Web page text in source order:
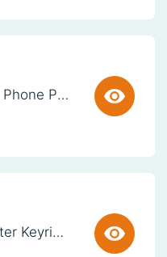
Bookaroo Phone Pocket - Brown
Silver Letter Keyring - S (set van 3)